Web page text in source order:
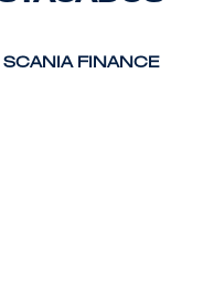
Scania Finance